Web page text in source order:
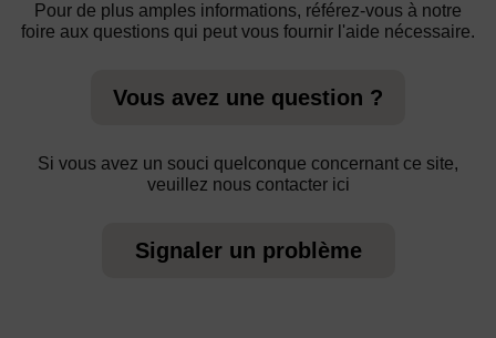
Pour de plus amples informations, référez-vous à notre
foire aux questions qui peut vous fournir l'aide nécessaire.
Vous avez une question ?
Si vous avez un souci quelconque concernant ce site,
veuillez nous contacter ici
Signaler un problème